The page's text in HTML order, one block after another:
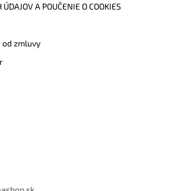
A POUČENIE O COOKIES
zmluvy